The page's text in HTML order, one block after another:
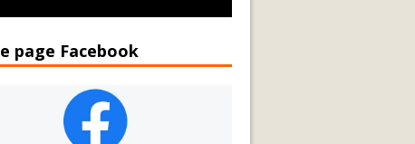
page Facebook